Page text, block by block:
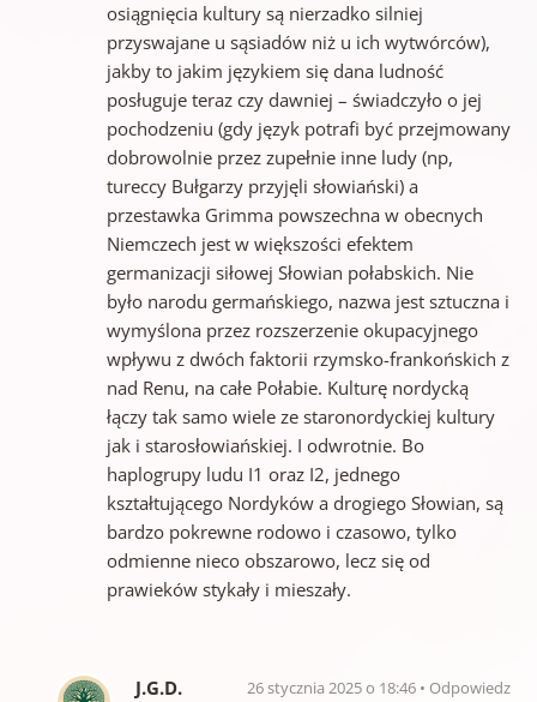
osiągnięcia kultury są nierzadko silniej
przyswajane u sąsiadów niż u ich wytwórców),
jakby to jakim językiem się dana ludność
posługuje teraz czy dawniej – świadczyło o jej
pochodzeniu (gdy język potrafi być przejmowany
dobrowolnie przez zupełnie inne ludy (np,
tureccy Bułgarzy przyjęli słowiański) a
przestawka Grimma powszechna w obecnych
Niemczech jest w większości efektem
germanizacji siłowej Słowian połabskich. Nie
było narodu germańskiego, nazwa jest sztuczna i
wymyślona przez rozszerzenie okupacyjnego
wpływu z dwóch faktorii rzymsko-frankońskich z
nad Renu, na całe Połabie. Kulturę nordycką
łączy tak samo wiele ze staronordyckiej kultury
jak i starosłowiańskiej. I odwrotnie. Bo
haplogrupy ludu I1 oraz I2, jednego
kształtującego Nordyków a drogiego Słowian, są
bardzo pokrewne rodowo i czasowo, tylko
odmienne nieco obszarowo, lecz się od
prawieków stykały i mieszały.
J.G.D. 26 stycznia 2025 o 18:46 Odpowiedz